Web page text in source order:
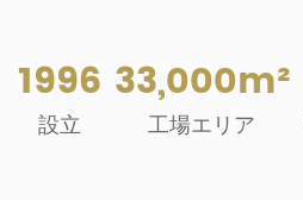
1996
設立
33,000m²
工場エリア